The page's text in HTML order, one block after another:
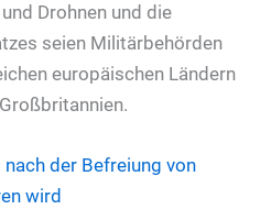
Drohnen und die
seien Militärbehörden
europäischen Ländern
nach der Befreiung von
wird